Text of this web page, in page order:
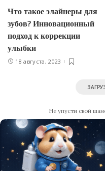
Что такое элайнеры для
зубов? Инновационный
подход к коррекции
улыбки
18 августа, 2023
Не упусти свой